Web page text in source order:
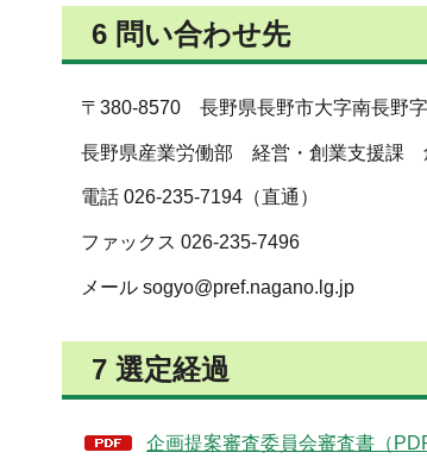
6 問い合わせ先
〒380-8570 長野県長野市大字南長野
長野県産業労働部 経営・創業支援課
電話 026-235-7194（直通）
ファックス 026-235-7496
メール sogyo@pref.nagano.lg.jp
7 選定経過
企画提案審査委員会審査書（